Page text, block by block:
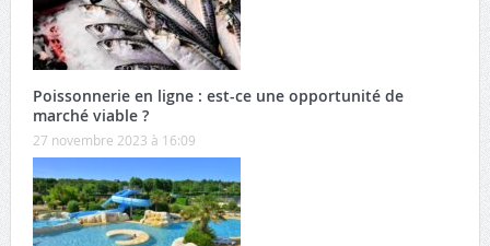
Poissonnerie en ligne : est-ce une opportunité de
marché viable ?
27 novembre 2023 à 16:09